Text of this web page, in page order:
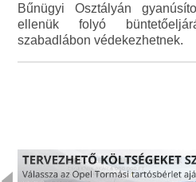
Bűnügyi Osztályán
ellenük folyó
szabadlábon védekezhetnek.